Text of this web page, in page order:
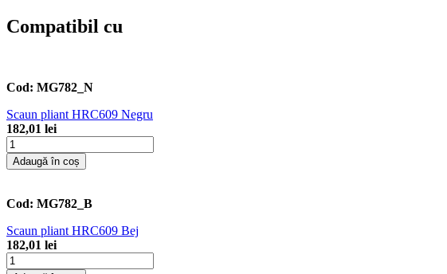
Compatibil cu
Cod: MG782_N
Scaun pliant HRC609 Negru
182,01 lei
Adaugă în coș
Cod: MG782_B
Scaun pliant HRC609 Bej
182,01 lei